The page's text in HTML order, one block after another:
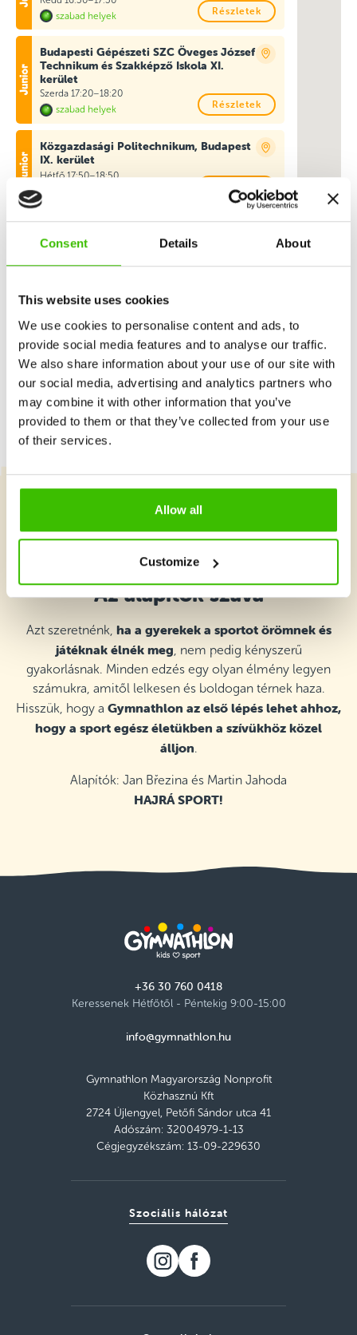
Consent Details About
This website uses cookies
We use cookies to personalise content and ads, to
provide social media features and to analyse our traffic.
We also share information about your use of our site with
our social media, advertising and analytics partners who
may combine it with other information that you’ve
provided to them or that they’ve collected from your use
of their services.
Allow all
Customize
szabad helyek
Részletek
Budapesti Gépészeti SZC Öveges József
Technikum és Szakképző Iskola XI.
kerület
Szerda 17:20–18:20
szabad helyek
Részletek
Közgazdasági Politechnikum, Budapest
IX. kerület
Hétfő 17:50–18:50
IX. kerület
Részletek
Budapesti Műszaki SZC Verebély László
Technikum XIII. kerület
Hétfő 17:50–18:50
Részletek
Óbudai Szent Péter és Pál Szalézi
Általános Iskola, Budapest III. kerület
Szerda 17:25–18:25
szabad helyek
A Fitness Újbuda, Budapest XI. kerület
A Fitness Újbuda, Budapest XI. kerület
Csütörtök 17:00–18:00
szabad helyek
Részletek
Csanádi Árpád Sportiskola, Budapest
XIV. kerület
Csütörtök 17:20–18:20
szabad helyek
Részletek
Pitypang Utcai Óvoda, Budapest II.
kerület
Ez a tanfolyam csak a Pitypang óvodát látogató
Kedd 15:00–16:00
Részletek
gyermekek számára elérhető
T-Klub fitness és tánc, Budapest XII.
Részletek
Hajózási Technikum XIII. kerület
Kőbányai Csukás István Magyar-Angol
Két Tanítási Nyelvű Általános Iskola,
Budapest X. kerület
Csütörtök 17:15–18:15
Lajtha László Baptista Általános Iskola
Kedd 17:20–18:20
Válassz tanfolyamot
Az alapítók szava
Azt szeretnénk, ha a gyerekek a sportot örömnek és
játéknak élnék meg , nem pedig kényszerű
gyakorlásnak. Minden edzés egy olyan élmény legyen
számukra, amitől lelkesen és boldogan térnek haza.
Hisszük, hogy a Gymnathlon az első lépés lehet ahhoz,
hogy a sport egész életükben a szívükhöz közel
álljon.
Alapítók: Jan Březina és Martin Jahoda
HAJRÁ SPORT!
+36 30 760 0418
Keressenek Hétfőtől - Péntekig 9:00-15:00
info@gymnathlon.hu
Gymnathlon Magyarország Nonprofit
Közhasznú Kft
2724 Újlengyel, Petőfi Sándor utca 41
Adószám: 32004979-1-13
Cégjegyzékszám: 13-09-229630
Szociális hálózat